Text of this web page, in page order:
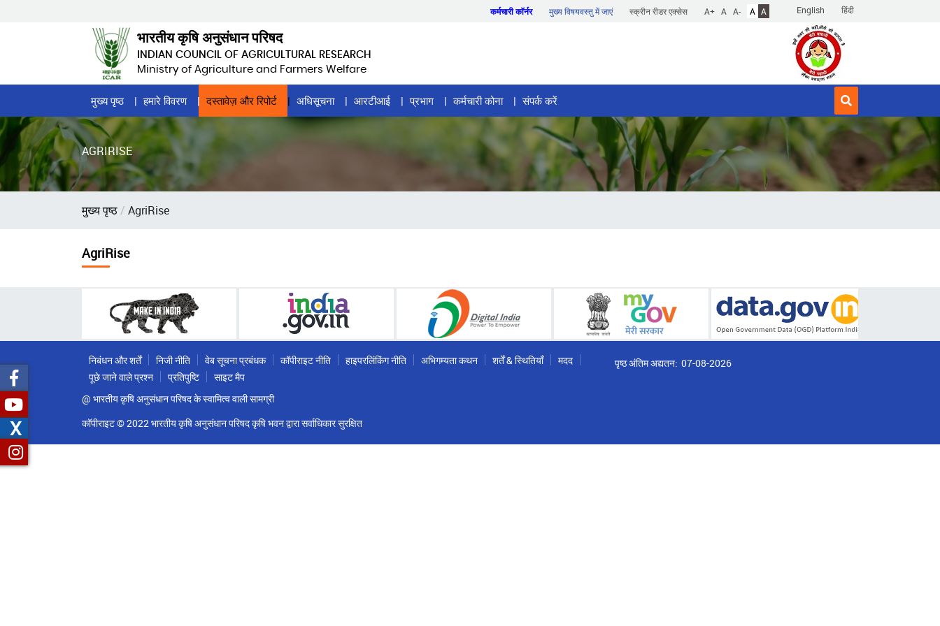
English हिंदी
कर्मचारी कॉर्नर मुख्य विषयवस्तु में जाएं स्क्रीन रीडर एक्सेस A+ A A- A A
भारतीय कृषि अनुसंधान परिषद
INDIAN COUNCIL OF AGRICULTURAL RESEARCH
Ministry of Agriculture and Farmers Welfare
Home
Page
Menu
मुख्य पृष्ठ हमारे विवरण दस्तावेज़ और रिपोर्ट अधिसूचना आरटीआई प्रभाग कर्मचारी कोना संपर्क करें
AGRIRISE
पग
मुख्य पृष्ठ AgriRise
AgriRise
निबंधन और शर्तें निजी नीति वेब सूचना प्रबंधक कॉपीराइट नीति हाइपरलिंकिंग नीति अभिगम्यता कथन शर्तें & स्थितियाँ
मदद
पूछे जाने वाले प्रश्न
प्रतिपुष्टि
साइट मैप
@ भारतीय कृषि अनुसंधान परिषद के स्वामित्व वाली सामग्री
कॉपीराइट © 2022 भारतीय कृषि अनुसंधान परिषद कृषि भवन द्वारा सर्वाधिकार सुरक्षित
पृष्ठ अंतिम अद्यतन: 07-08-2026
X